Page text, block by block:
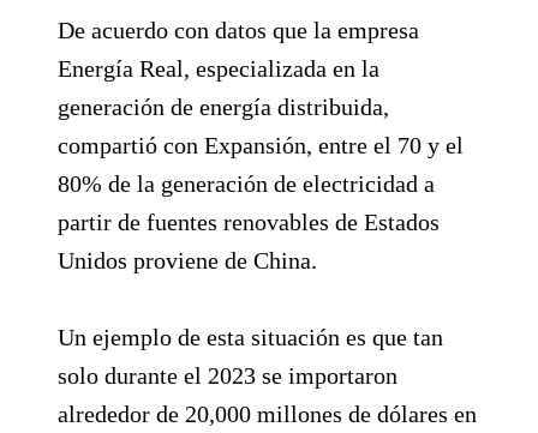
De acuerdo con datos que la empresa
Energía Real, especializada en la
generación de energía distribuida,
compartió con Expansión, entre el 70 y el
80% de la generación de electricidad a
partir de fuentes renovables de Estados
Unidos proviene de China.
Un ejemplo de esta situación es que tan
solo durante el 2023 se importaron
alrededor de 20,000 millones de dólares en